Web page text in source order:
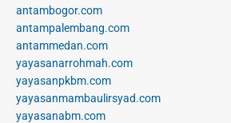
antambogor.com
antampalembang.com
antammedan.com
yayasanarrohmah.com
yayasanpkbm.com
yayasanmambaulirsyad.com
yayasanabm.com